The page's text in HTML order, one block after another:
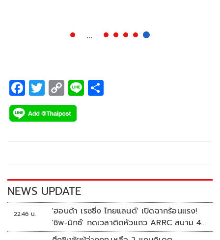
...
F
ac
e
k
T
wi
tt
C
o
p
k
Li
NEWS UPDATE
22:46 น.
'ฮอนด้า เรซซิ่ง ไทยแลนด์' เปิดฉากร้อนแรง!
'ชิพ-มิกซ์' กดเวลาติดหัวแถว ARRC สนาม 4
ที่มัลดาลิกา